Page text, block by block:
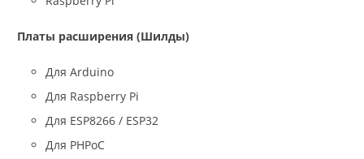
Платы расширения (Шилды)
Для Arduino
Для Raspberry Pi
Для ESP8266 / ESP32
Для PHPoC